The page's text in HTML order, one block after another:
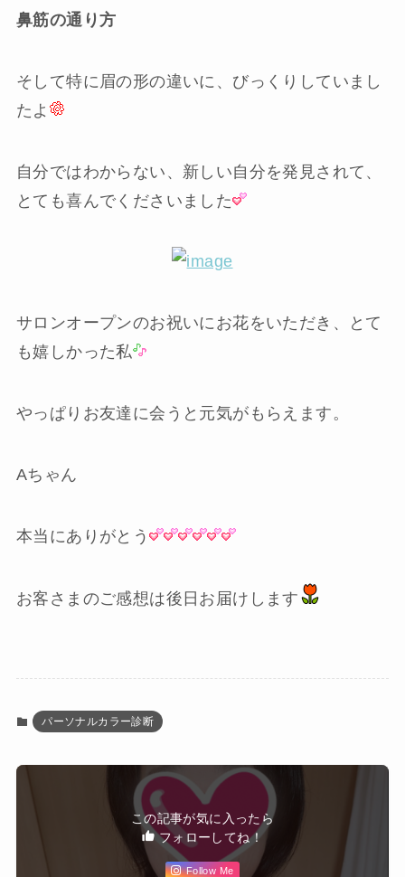
鼻筋の通り方
そして特に眉の形の違いに、びっくりしていまし
たよ
自分ではわからない、新しい自分を発見されて、
とても喜んでくださいました
サロンオープンのお祝いにお花をいただき、とて
も嬉しかった私
やっぱり お友達に会うと元気がもらえます。
Aちゃん
本当にありがとう
お客さまのご感想は後日お届けします
パーソナルカラー診断
この記事が気に入ったら
フォローしてね！
Follow Me